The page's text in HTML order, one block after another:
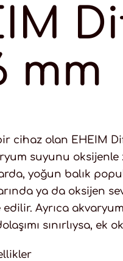
mm
cihaz olan EHEIM
suyunu
yoğun balık
ya da oksijen
Ayrıca
sınırlıysa, ek